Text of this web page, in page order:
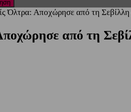
Όλτρα: Αποχώρησε από τη
από τη